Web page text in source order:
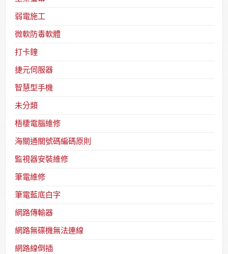
弱電施工
微軟防毒軟體
打卡鐘
捷元伺服器
智慧型手機
未分類
梧棲電腦維修
海關通關號碼編碼原則
監視器安裝維修
筆電維修
筆電藍底白字
網路傳輸器
網路無碟機無法連線
網路線倒插